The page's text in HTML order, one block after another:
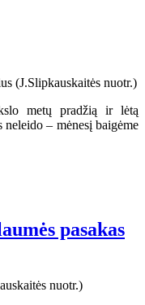
metų pradžią ir lėtą
– mėnesį baigėme
pasakas